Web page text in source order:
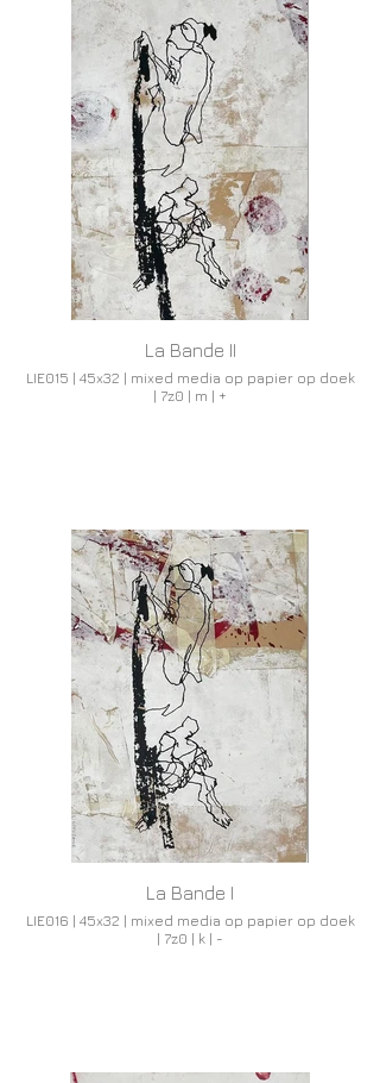
La Bande II
LIE015 | 45x32 | mixed media op papier op doek
| 7z0 | m | +
La Bande I
LIE016 | 45x32 | mixed media op papier op doek
| 7z0 | k | -